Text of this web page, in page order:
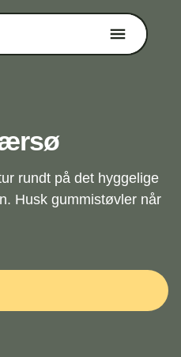
Oplev Kolding
Kolding
rundt på det hyggelige
Husk gummistøvler når